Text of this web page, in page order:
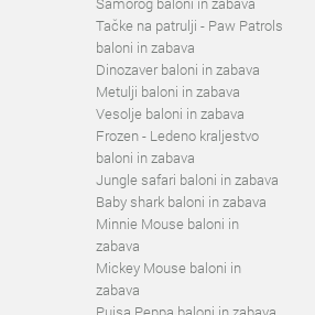
Tačke na patrulji - Paw Patrols
baloni in zabava
Dinozaver baloni in zabava
Metulji baloni in zabava
Vesolje baloni in zabava
Frozen - Ledeno kraljestvo
baloni in zabava
Jungle safari baloni in zabava
Baby shark baloni in zabava
Minnie Mouse baloni in
zabava
Mickey Mouse baloni in
zabava